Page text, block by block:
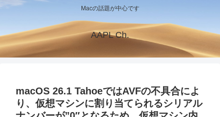
Macの話題が中心です
AAPL Ch.
macOS 26.1 TahoeではAVFの不具合によ
り、仮想マシンに割り当てられるシリアル